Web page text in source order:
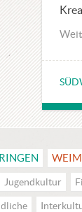
Jugendkultur